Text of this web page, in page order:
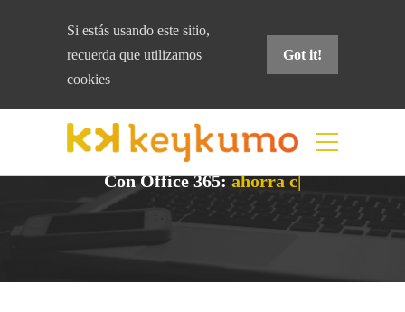
Si estás usando este sitio,
recuerda que utilizamos
cookies
Got it!
Con Office 365:ahorra costes a t|